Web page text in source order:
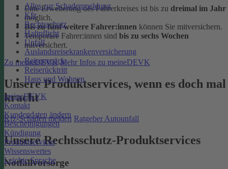
Alles zur Schadenmeldung
Kfz
Rechtsschutz
Haftpflicht
Unfall
Auslandsreisekrankenversicherung
Reisegepäck
Reiserücktritt
Haus und Wohnen
meineDEVK
Kontakt
Kundendaten ändern
Bescheinigungen
Kündigung
Produktservices
Wissenswertes
Leichte Sprache
Eine Erweiterung des Fahrerkreises ist bis zu dreimal im Jahr
möglich.
Bis zu fünf weitere Fahrer:innen können Sie mitversichern.
Temporäre Fahrer:innen sind bis zu sechs Wochen
mitversichert.
Zu meineDEVK Mehr Infos zu meineDEVK
Unsere Produktservices, wenn es doch mal
kracht
Kfz-Schaden melden Ratgeber Autounfall
Unsere Rechtsschutz-Produktservices
Notfallvorsorge